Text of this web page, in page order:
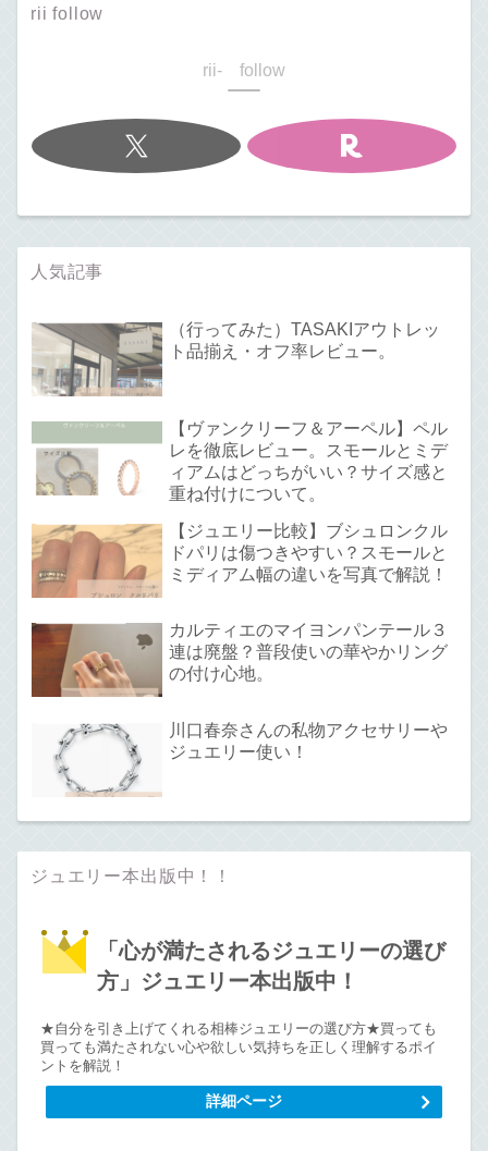
rii follow
rii- follow
人気記事
（行ってみた）TASAKIアウトレッ
ト品揃え・オフ率レビュー。
【ヴァンクリーフ＆アーペル】ペル
レを徹底レビュー。スモールとミデ
ィアムはどっちがいい？サイズ感と
重ね付けについて。
【ジュエリー比較】ブシュロンクル
ドパリは傷つきやすい？スモールと
ミディアム幅の違いを写真で解説！
カルティエのマイヨンパンテール３
連は廃盤？普段使いの華やかリング
の付け心地。
川口春奈さんの私物アクセサリーや
ジュエリー使い！
ジュエリー本出版中！！
「心が満たされるジュエリーの選び
方」ジュエリー本出版中！
★自分を引き上げてくれる相棒ジュエリーの選び方★買っても
買っても満たされない心や欲しい気持ちを正しく理解するポイ
ントを解説！
詳細ページ